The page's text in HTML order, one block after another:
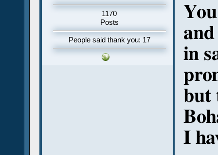
1170
Posts
People said thank you: 17
in
but
I